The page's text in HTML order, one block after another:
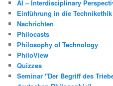
AI – Interdisciplinary
Einführung in die Technikethik
Nachrichten
Philocasts
Philosophy of Technology
PhiloView
Quizzes
Seminar "Der Begriff des